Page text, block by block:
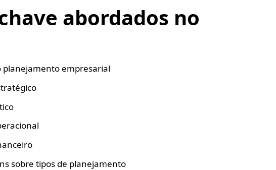
abordados no
planejamento empresarial
sobre tipos de planejamento